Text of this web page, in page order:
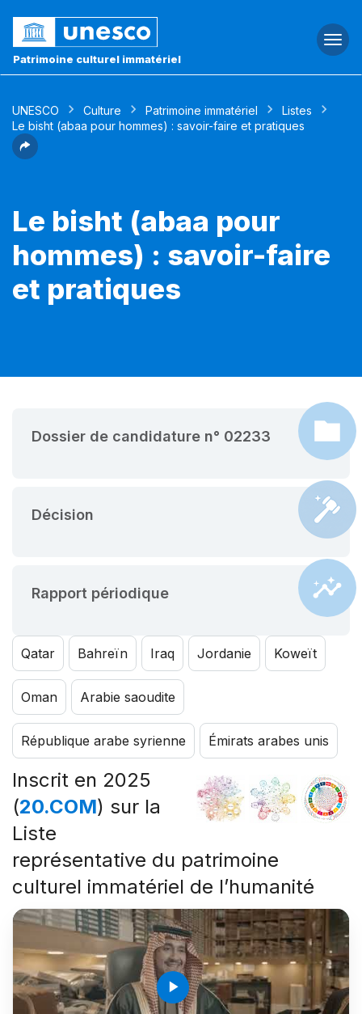
Patrimoine culturel immatériel
UNESCO Culture Patrimoine immatériel
Listes
Le bisht (abaa pour hommes) : savoir-faire et pratiques
Le bisht (abaa pour
hommes) : savoir-faire
et pratiques
Dossier de candidature n° 02233
Décision
Rapport périodique
Qatar Bahreïn Iraq Jordanie Koweït
Oman Arabie saoudite
République arabe syrienne Émirats arabes unis
Inscrit en 2025
(20.COM) sur la
Liste
représentative du patrimoine
culturel immatériel de l’humanité
play_arrow